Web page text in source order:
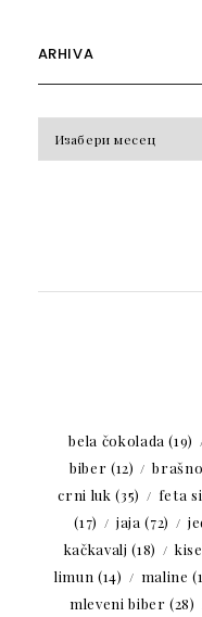
ARHIVA
bela čokolada (19)
biber (12) brašno
crni luk (35) feta
(17)
jaja (72)
kačkavalj (18)
limun (14) maline
mleveni biber (28)